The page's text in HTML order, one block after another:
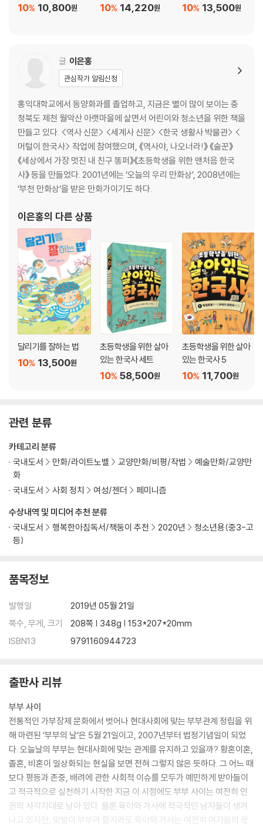
10,800원
10% 14,220원
10% 13,500원
10%
글 이은홍
관심작가 알림신청
홍익대학교에서 동양화과를 졸업하고, 지금은 별이 많이 보이는 충
청북도 제천 월악산 아랫마을에 살면서 어린이와 청소년을 위한 책을
만들고 있다. <역사 신문> <세계사 신문> <한국 생활사 박물관> <
머털이 한국사> 작업에 참여했으며, 《역사야, 나오너라!》 《술꾼》
《세상에서 가장 멋진 내 친구 똥퍼》《초등학생을 위한 맨처음 한국
사》 등을 만들었다. 2001년에는 ‘오늘의 우리 만화상’, 2008년에는
‘부천 만화상’을 받은 만화가이기도 하다.
이은홍의 다른 상품
달리기를 잘하는 법
13,500원
10%
초등학생을 위한 살아
있는 한국사 세트
58,500원
10%
초등학생을 위한 살아
있는 한국사 5
11,700원
10%
관련 분류
수상내역 및 미디어 추천 분류
국내도서
행복한아침독서/책둥이 추천 2020년
청소년용(중3-고
등)
카테고리 분류
국내도서
만화/라이트노벨 교양만화/비평/작법
예술만화/교양만
화
국내도서
사회 정치 여성/젠더 페미니즘
품목정보
발행일
2019년 05월 21일
쪽수, 무게, 크기
208쪽 | 348g | 153*207*20mm
ISBN13
9791160944723
출판사 리뷰
부부 사이
전통적인 가부장제 문화에서 벗어나 현대사회에 맞는 부부관계 정립을 위
해 마련된 ‘부부의 날’은 5월 21일이고, 2007년부터 법정기념일이 되었
다. 오늘날의 부부는 현대사회에 맞는 관계를 유지하고 있을까? 황혼이혼,
졸혼, 비혼이 일상화되는 현실을 보면 전혀 그렇지 않은 듯하다. 그 어느 때
보다 평등과 존중, 배려에 관한 사회적 이슈를 모두가 예민하게 받아들이
고 적극적으로 실천하기 시작한 지금 이 시점에도 부부 사이는 여전히 인
권의 사각지대로 남아 있다. 물론 육아와 가사에 적극적인 남자들이 생겨
나고 있지만, 맞벌이 부부라 할지라도 육아와 가사는 여전히 여자들의 몫